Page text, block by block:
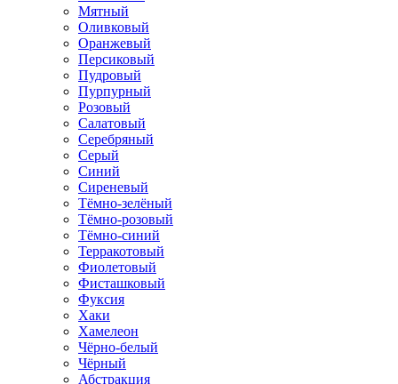
Мятный
Оливковый
Оранжевый
Персиковый
Пудровый
Пурпурный
Розовый
Салатовый
Серебряный
Серый
Синий
Сиреневый
Тёмно-зелёный
Тёмно-розовый
Тёмно-синий
Терракотовый
Фиолетовый
Фисташковый
Фуксия
Хаки
Хамелеон
Чёрно-белый
Чёрный
Абстракция